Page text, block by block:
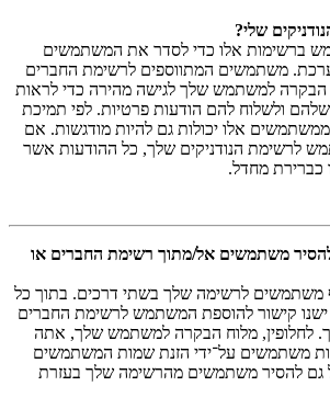
שלי?
ברשימות אלו כדי לסדר את המשתמשים
משתמשים המתווספים לרשימת החברים
הבקרה למשתמש שלך לגישה מהירה כדי לראות
ולשלוח להם הודעות פרטיות. לפי תמיכת
אלו יכולות גם להיות מודגשות. אם
לרשימת הנודניקים שלך, כל ההודעות אשר
כברירת מחדל.
/ להסיר משתמשים אל/מתוך רשימת החברים או
משתמשים לרשימה שלך בשתי דרכים. בתוך כל
קישור להוספת המשתמש לרשימת החברים
לחלופין, מלוח הבקרה למשתמש שלך, אתה
משתמשים על־ידי הזנת שמות המשתמשים
גם להסיר משתמשים מהרשימה שלך בעזרת